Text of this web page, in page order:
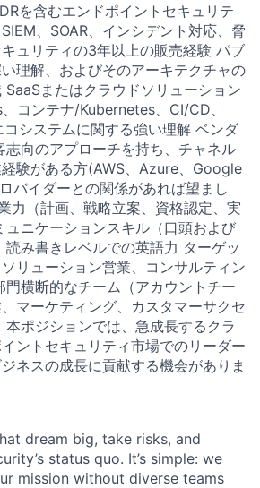
を含むエンドポイントセキュリテ
、SOAR、インシデント対応、脅
ュリティの3年以上の販売経験 パブ
理解、およびそのアーキテクチャの
またはクラウドソリューション
コンテナ/Kubernetes、CI/CD、
システムに関する強い理解 ベンダ
志向のアプローチを持ち、チャネル
験がある方(AWS、Azure、Google
バイダーとの関係があれば望まし
力（計画、戦略立案、資格認定、実
ニケーションスキル（口頭および
み書きレベルでの英語力 ターゲッ
リューション営業、コンサルティン
門横断的なチーム（アカウントチー
マーケティング、カスタマーサクセ
本ポジションでは、急成長するクラ
ントセキュリティ市場でのリーダー
ネスの成長に貢献する機会がありま
dream big, take risks, and
status quo. It’s simple: we
mission without diverse teams